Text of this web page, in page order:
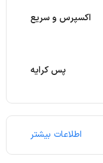
اکسپرس و سریع
پس کرایه
اطلاعات بیشتر